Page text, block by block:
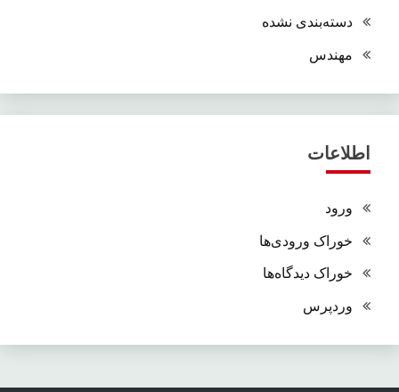
دسته‌بندی نشده
مهندس
اطلاعات
ورود
خوراک ورودی‌ها
خوراک دیدگاه‌ها
وردپرس